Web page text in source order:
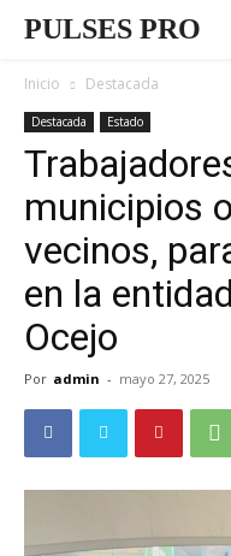
PULSES PRO
Inicio Destacada
Destacada Estado
municipios
vecinos,
en la
Ocejo
Por admin - mayo 27, 2025